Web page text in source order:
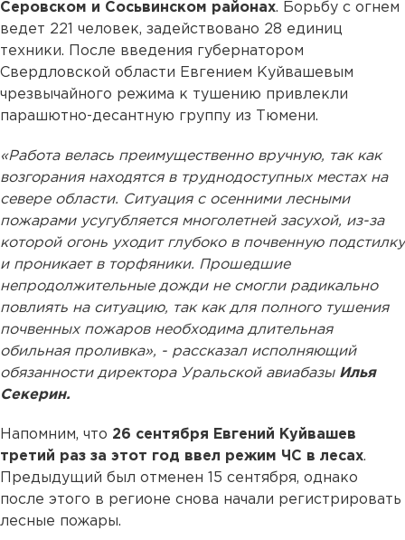
Серовском и Сосьвинском районах. Борьбу с огнем
ведет 221 человек, задействовано 28 единиц
техники. После введения губернатором
Свердловской области Евгением Куйвашевым
чрезвычайного режима к тушению привлекли
парашютно-десантную группу из Тюмени.
«Работа велась преимущественно вручную, так как
возгорания находятся в труднодоступных местах на
севере области. Ситуация с осенними лесными
пожарами усугубляется многолетней засухой, из-за
которой огонь уходит глубоко в почвенную подстилку
и проникает в торфяники. Прошедшие
непродолжительные дожди не смогли радикально
повлиять на ситуацию, так как для полного тушения
почвенных пожаров необходима длительная
обильная проливка», - рассказал исполняющий
обязанности директора Уральской авиабазы Илья
Секерин.
Напомним, что 26 сентября Евгений Куйвашев
третий раз за этот год ввел режим ЧС в лесах.
Предыдущий был отменен 15 сентября, однако
после этого в регионе снова начали регистрировать
лесные пожары.